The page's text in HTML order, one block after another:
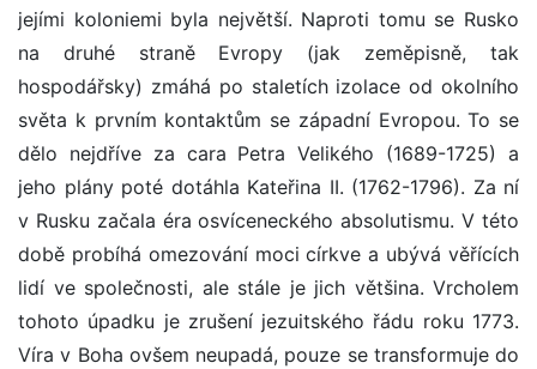
jejími koloniemi byla největší. Naproti tomu se Rusko
na druhé straně Evropy (jak zeměpisně, tak
hospodářsky) zmáhá po staletích izolace od okolního
světa k prvním kontaktům se západní Evropou. To se
dělo nejdříve za cara Petra Velikého (1689-1725) a
jeho plány poté dotáhla Kateřina II. (1762-1796). Za ní
v Rusku začala éra osvíceneckého absolutismu. V této
době probíhá omezování moci církve a ubývá věřících
lidí ve společnosti, ale stále je jich většina. Vrcholem
tohoto úpadku je zrušení jezuitského řádu roku 1773.
Víra v Boha ovšem neupadá, pouze se transformuje do